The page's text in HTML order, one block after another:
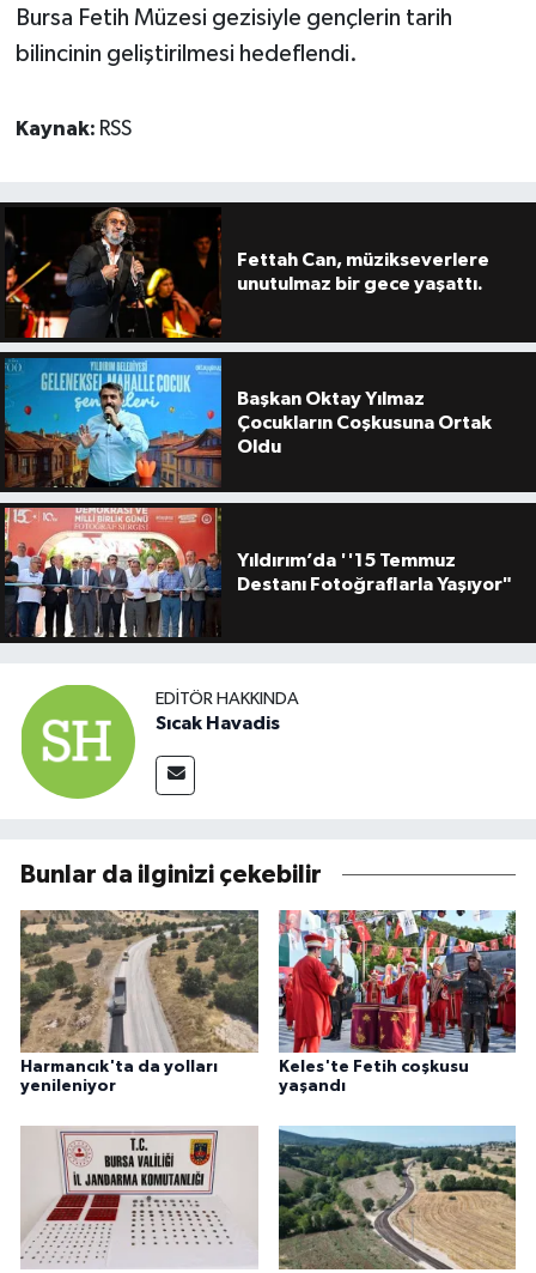
Bursa Fetih Müzesi gezisiyle gençlerin tarih
bilincinin geliştirilmesi hedeflendi.
Kaynak: RSS
Fettah Can, müzikseverlere
unutulmaz bir gece yaşattı.
Başkan Oktay Yılmaz
Çocukların Coşkusuna Ortak
Oldu
Yıldırım’da ''15 Temmuz
Destanı Fotoğraflarla Yaşıyor"
EDITÖR HAKKINDA
Sıcak Havadis
Bunlar da ilginizi çekebilir
Harmancık'ta da yolları
yenileniyor
Keles'te Fetih coşkusu
yaşandı